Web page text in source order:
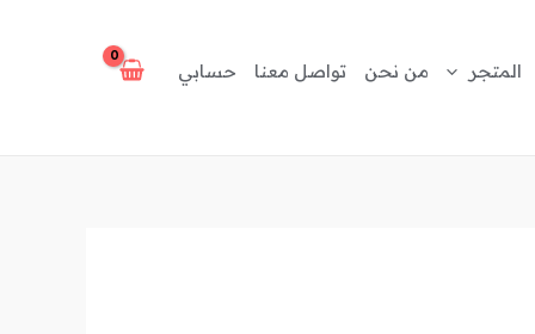
المتجر من نحن تواصل معنا حسابي